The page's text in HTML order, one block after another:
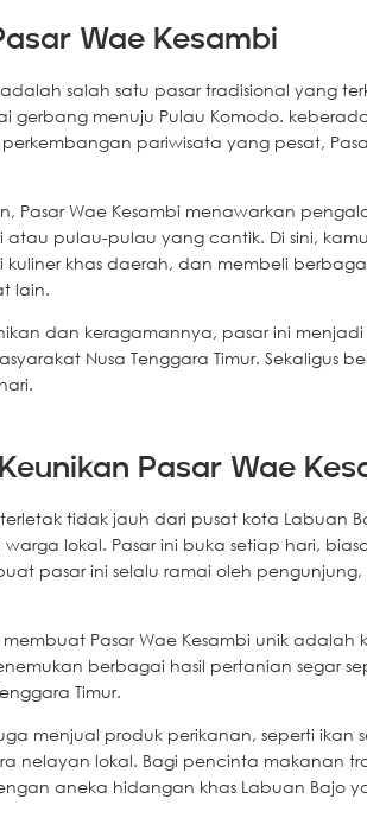
Wae Kesambi
adalah salah satu pasar tradisional yang
gerbang menuju Pulau Komodo.
perkembangan pariwisata yang pesat,
Pasar Wae Kesambi menawarkan
pulau-pulau yang cantik. Di sini,
khas daerah, dan membeli
lain.
dan keragamannya, pasar ini
Nusa Tenggara Timur. Sekaligus
Pasar Wae
terletak tidak jauh dari pusat kota Labuan
lokal. Pasar ini buka setiap hari,
pasar ini selalu ramai oleh
Pasar Wae Kesambi unik
berbagai hasil pertanian segar
Timur.
menjual produk perikanan, seperti
nelayan lokal. Bagi pencinta makanan
aneka hidangan khas Labuan Bajo